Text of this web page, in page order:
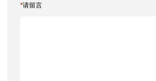
*请留言